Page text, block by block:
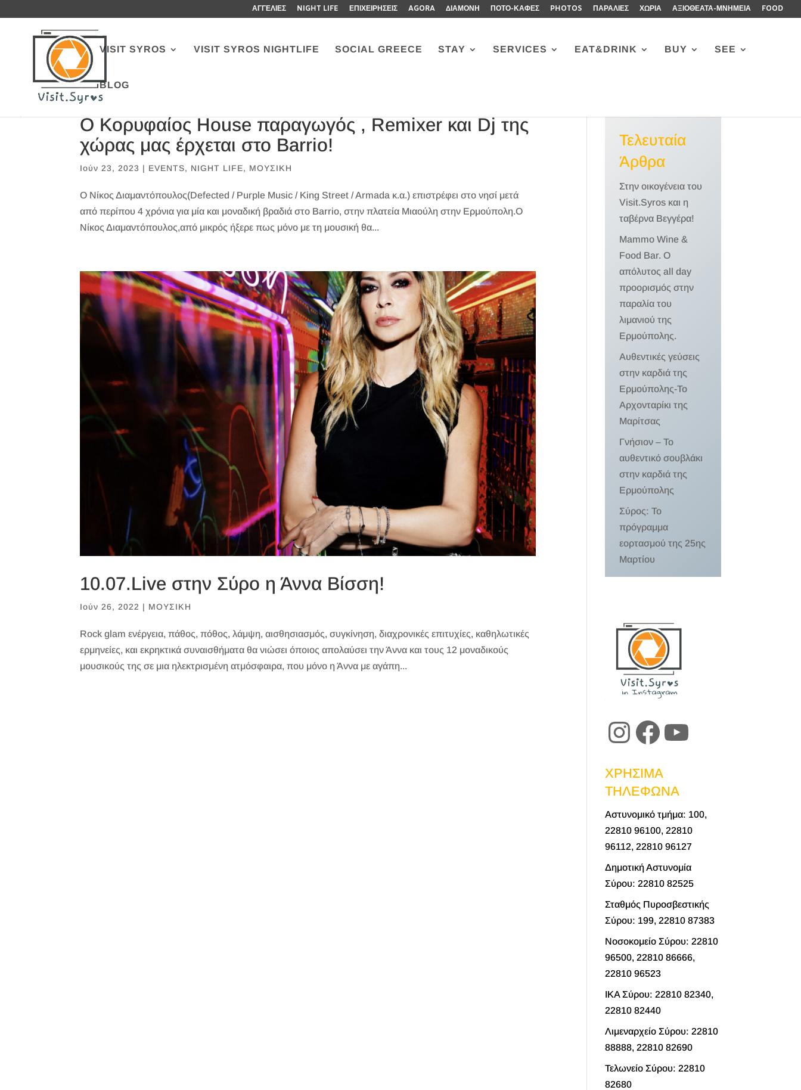
ΑΓΓΕΛΙΕΣ NIGHT LIFE ΕΠΙΧΕΙΡΗΣΕΙΣ AGORA ΔΙΑΜΟΝΗ ΠΟΤΟ-ΚΑΦΕΣ PHOTOS ΠΑΡΑΛΙΕΣ ΧΩΡΙΑ ΑΞΙΟΘΕΑΤΑ-ΜΝΗΜΕΙΑ FOOD
VISIT SYROS VISIT SYROS NIGHTLIFE SOCIAL GREECE STAY SERVICES EAT&DRINK BUY SEE
BLOG
Ο Κορυφαίος House παραγωγός , Remixer και Dj της
χώρας μας έρχεται στο Barrio!
Ιούν 23, 2023 | EVENTS, NIGHT LIFE, ΜΟΥΣΙΚΗ
Ο Νίκος Διαμαντόπουλος(Defected / Purple Music / King Street / Armada κ.α.) επιστρέφει στο νησί μετά
από περίπου 4 χρόνια για μία και μοναδική βραδιά στο Barrio, στην πλατεία Μιαούλη στην Ερμούπολη.O
Νίκος Διαμαντόπουλος,από μικρός ήξερε πως μόνο με τη μουσική θα...
10.07.Live στην Σύρο η Άννα Βίσση!
Ιούν 26, 2022 | ΜΟΥΣΙΚΗ
Rock glam ενέργεια, πάθος, πόθος, λάμψη, αισθησιασμός, συγκίνηση, διαχρονικές επιτυχίες, καθηλωτικές
ερμηνείες, και εκρηκτικά συναισθήματα θα νιώσει όποιος απολαύσει την Άννα και τους 12 μοναδικούς
μουσικούς της σε μια ηλεκτρισμένη ατμόσφαιρα, που μόνο η Άννα με αγάπη...
Τελευταία
Άρθρα
Στην οικογένεια του
Visit.Syros και η
ταβέρνα Βεγγέρα!
Mammo Wine &
Food Bar. Ο
απόλυτος all day
προορισμός στην
παραλία του
λιμανιού της
Ερμούπολης.
Αυθεντικές γεύσεις
στην καρδιά της
Ερμούπολης-Το
Αρχονταρίκι της
Μαρίτσας
Γνήσιον – Το
αυθεντικό σουβλάκι
στην καρδιά της
Ερμούπολης
Σύρος: Το
πρόγραμμα
εορτασμού της 25ης
Μαρτίου
Instagram
Facebook
YouTube
ΧΡΗΣΙΜΑ
ΤΗΛΕΦΩΝΑ
Αστυνομικό τμήμα: 100,
22810 96100, 22810
96112, 22810 96127
Δημοτική Αστυνομία
Σύρου: 22810 82525
Σταθμός Πυροσβεστικής
Σύρου: 199, 22810 87383
Νοσοκομείο Σύρου: 22810
96500, 22810 86666,
22810 96523
ΙΚΑ Σύρου: 22810 82340,
22810 82440
Λιμεναρχείο Σύρου: 22810
88888, 22810 82690
Τελωνείο Σύρου: 22810
82680